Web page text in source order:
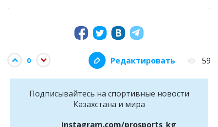
0 Редактировать 59
Подписывайтесь на cпортивные новости
Казахстана и мира
instagram.com/prosports_kg